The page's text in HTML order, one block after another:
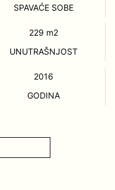
SPAVAĆE SOBE
229 m2
UNUTRAŠNJOST
2016
GODINA